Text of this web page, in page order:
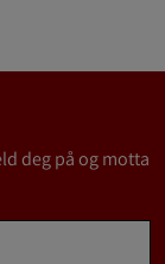
deg på og motta